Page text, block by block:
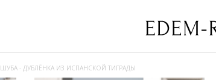
ШУБА - ДУБЛЁНКА ИЗ ИСПАНСКОЙ ТИГРАДЫ